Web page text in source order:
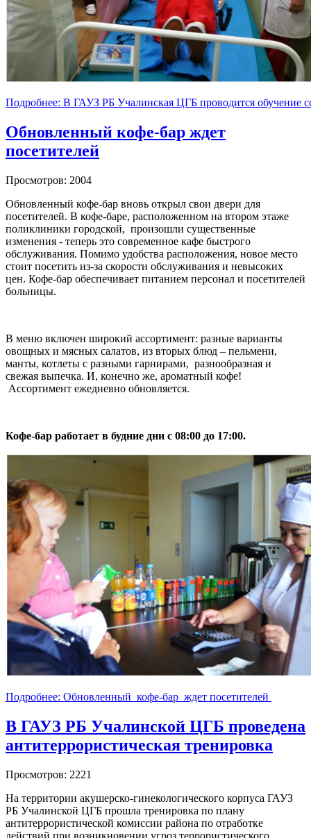
Подробнее: В ГАУЗ РБ Учалинская ЦГБ проводится обучение
Обновленный кофе-бар ждет
посетителей
Просмотров: 2004
Обновленный кофе-бар вновь открыл свои двери для
посетителей. В кофе-баре, расположенном на втором этаже
поликлиники городской, произошли существенные
изменения - теперь это современное кафе быстрого
обслуживания. Помимо удобства расположения, новое место
стоит посетить из-за скорости обслуживания и невысоких
цен. Кофе-бар обеспечивает питанием персонал и посетителей
больницы.
В меню включен широкий ассортимент: разные варианты
овощных и мясных салатов, из вторых блюд – пельмени,
манты, котлеты с разными гарнирами, разнообразная и
свежая выпечка. И, конечно же, ароматный кофе!
Ассортимент ежедневно обновляется.
Кофе-бар работает в будние дни с 08:00 до 17:00.
Подробнее: Обновленный кофе-бар ждет посетителей
В ГАУЗ РБ Учалинской ЦГБ проведена
антитеррористическая тренировка
Просмотров: 2221
На территории акушерско-гинекологического корпуса ГАУЗ
РБ Учалинской ЦГБ прошла тренировка по плану
антитеррористической комиссии района по отработке
действий при возникновении угроз террористического